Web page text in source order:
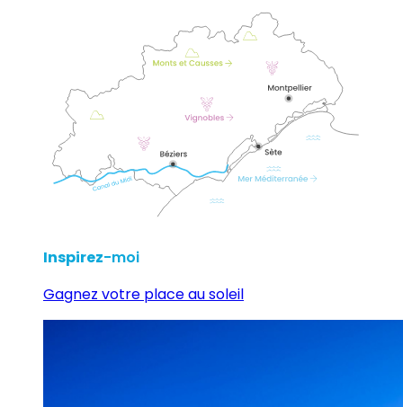
Inspirez-moi
Gagnez votre place au soleil